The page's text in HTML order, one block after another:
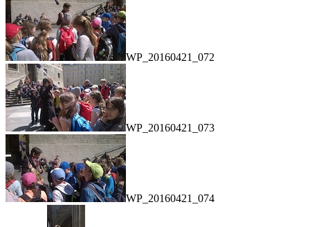
WP_20160421_072
WP_20160421_073
WP_20160421_074